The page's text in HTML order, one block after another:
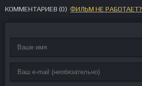
КОММЕНТАРИЕВ (0) ФИЛЬМ НЕ РАБОТАЕТ?